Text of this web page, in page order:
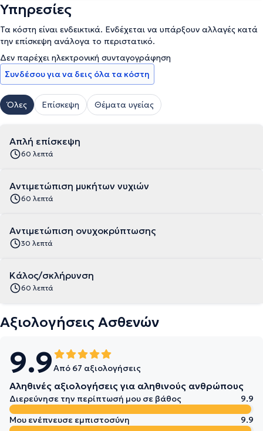
Υπηρεσίες
Τα κόστη είναι ενδεικτικά. Ενδέχεται να υπάρξουν αλλαγές κατά
την επίσκεψη ανάλογα το περιστατικό.
Δεν παρέχει ηλεκτρονική συνταγογράφηση
Συνδέσου για να δεις όλα τα κόστη
Όλες Επίσκεψη Θέματα υγείας
Απλή επίσκεψη
60 λεπτά
Αντιμετώπιση μυκήτων νυχιών
60 λεπτά
Αντιμετώπιση ονυχοκρύπτωσης
30 λεπτά
Κάλος/σκλήρυνση
60 λεπτά
Αξιολογήσεις Ασθενών
9.9Από 67 αξιολογήσεις
Αληθινές αξιολογήσεις για αληθινούς ανθρώπους
Διερεύνησε την περίπτωσή μου σε βάθος
9.9
Μου ενέπνευσε εμπιστοσύνη
9.9